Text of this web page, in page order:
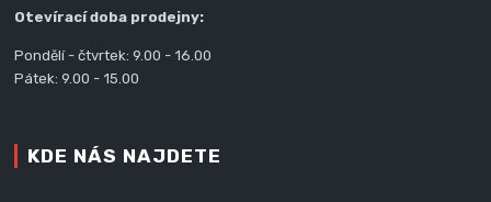
Otevírací doba prodejny:
Pondělí - čtvrtek: 9.00 - 16.00
Pátek: 9.00 - 15.00
KDE NÁS NAJDETE